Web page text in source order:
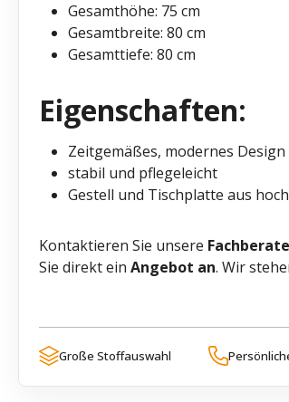
Gesamthöhe: 75 cm
Gesamtbreite: 80 cm
Gesamttiefe: 80 cm
Eigenschaften:
Zeitgemäßes, modernes Design
stabil und pflegeleicht
Gestell und Tischplatte aus
Kontaktieren Sie unsere
Sie direkt ein Angebot an. Wir
Große Stoffauswahl